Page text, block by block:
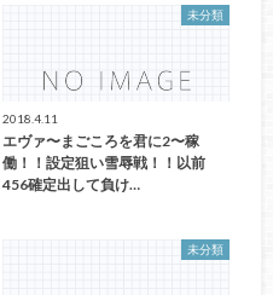
未分類
2018.4.11
エヴァ〜まごころを君に2〜稼
働！！設定狙い雪辱戦！！以前
456確定出して負け…
未分類